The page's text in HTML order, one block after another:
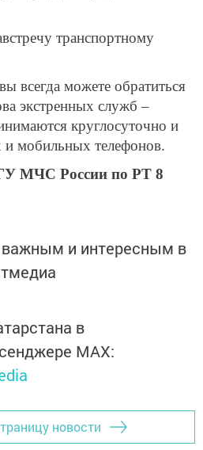
транспортному
всегда можете обратиться
экстренных служб –
круглосуточно и
и мобильных телефонов.
МЧС России по РТ 8
и интересным в
в
MАХ:
новости